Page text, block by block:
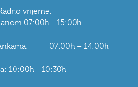
vrijeme:
07:00h - 15:00h
07:00h – 14:00h
10:00h - 10:30h